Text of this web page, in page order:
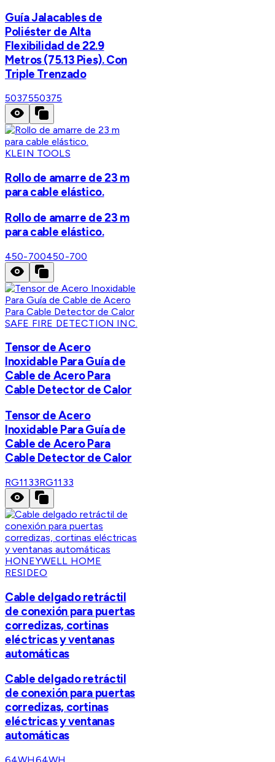
Guía Jalacables de
Poliéster de Alta
Flexibilidad de 22.9
Metros (75.13 Pies). Con
Triple Trenzado
5037550375
KLEIN TOOLS
Rollo de amarre de 23 m
para cable elástico.
Rollo de amarre de 23 m
para cable elástico.
450-700450-700
SAFE FIRE DETECTION INC.
Tensor de Acero
Inoxidable Para Guía de
Cable de Acero Para
Cable Detector de Calor
Tensor de Acero
Inoxidable Para Guía de
Cable de Acero Para
Cable Detector de Calor
RG1133RG1133
HONEYWELL HOME
RESIDEO
Cable delgado retráctil
de conexión para puertas
corredizas, cortinas
eléctricas y ventanas
automáticas
Cable delgado retráctil
de conexión para puertas
corredizas, cortinas
eléctricas y ventanas
automáticas